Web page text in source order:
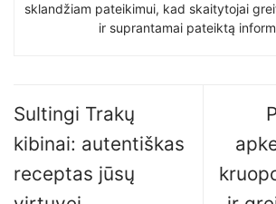
sklandžiam pateikimui, kad skaitytojai
ir suprantamai pateiktą
Sultingi Trakų
kibinai: autentiškas
receptas jūsų